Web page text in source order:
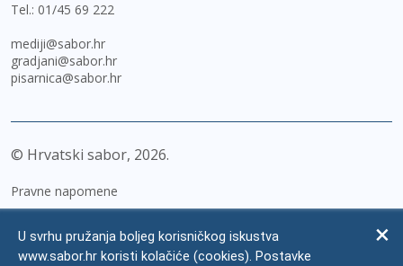
Tel.: 01/45 69 222
mediji@sabor.hr
gradjani@sabor.hr
pisarnica@sabor.hr
© Hrvatski sabor, 2026
Pravne napomene
Zaštita osobnih podataka
U svrhu pružanja boljeg korisničkog iskustva
www.sabor.hr koristi kolačiće (cookies). Postavke